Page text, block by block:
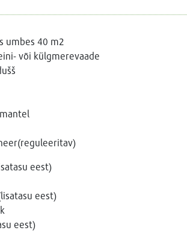
umbes 40 m2
või külgmerevaade
eest)
eest)
eest)